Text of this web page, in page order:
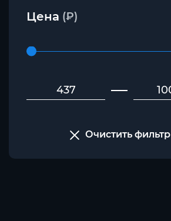
Цена (₽)
Очистить фильтр